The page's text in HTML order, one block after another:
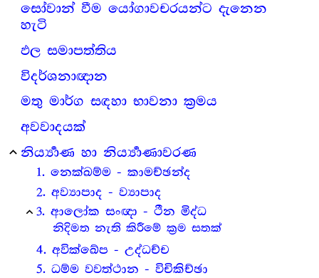
සෝවාන් වීම යෝගාවචරයන්ට දැනෙන
හැටි
ඵල සමාපත්තිය
විදර්ශනාඥාන
මතු මාර්ග සඳහා භාවනා ක්‍ර‍මය
අවවාදයක්
expand_less නිර්‍ය්‍යාණ හා නිර්‍ය්‍යාණාවරණ
1. නෙක්ඛම්ම - කාමච්ඡන්ද
2. අව්‍යාපාද - ව්‍යාපාද
expand_less 3. ආලෝක සංඥා - ථීන මිද්ධ
නිදිමත නැති කිරීමේ ක්‍ර‍ම සතක්
4. අවික්ඛේප - උද්ධච්ච
5. ධම්ම වවත්ථාන - විචිකිච්ඡා